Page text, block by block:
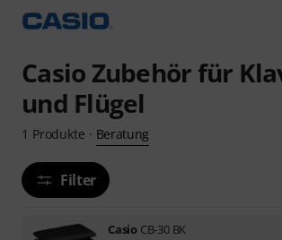
Casio Zubehör für
und Flügel
1 Produkte · Beratung
Filter
Casio CB-30 BK